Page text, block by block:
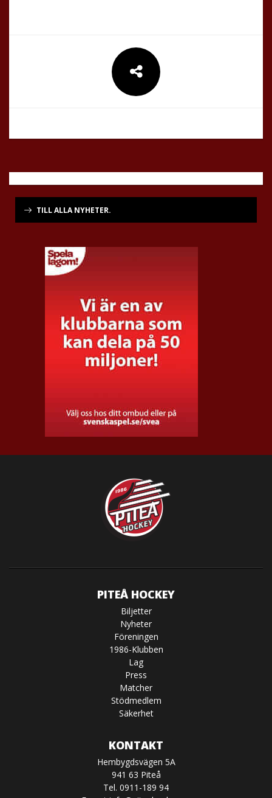
TILL ALLA NYHETER.
PITEÅ HOCKEY
Biljetter
Nyheter
Föreningen
1986-Klubben
Lag
Press
Matcher
Stödmedlem
Säkerhet
KONTAKT
Hembygdsvägen 5A
941 63 Piteå
Tel. 0911-189 94